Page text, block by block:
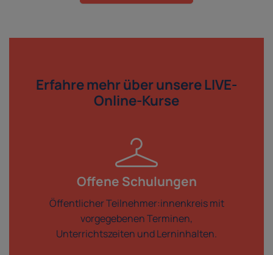
Erfahre mehr überunsere LIVE-
Online-Kurse
Offene Schulungen
Öffentlicher Teilnehmer:innenkreis mit
vorgegebenen Terminen,
Unterrichtszeiten und Lerninhalten.